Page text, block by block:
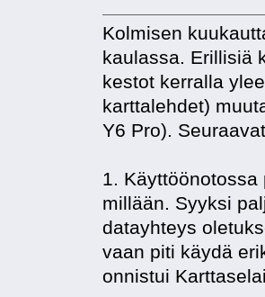
Kolmisen
kaulassa. Erillisiä
kestot kerralla
karttalehdet)
Y6 Pro).
1.
millään. Syyksi
datayhteys
vaan piti käydä
onnistui